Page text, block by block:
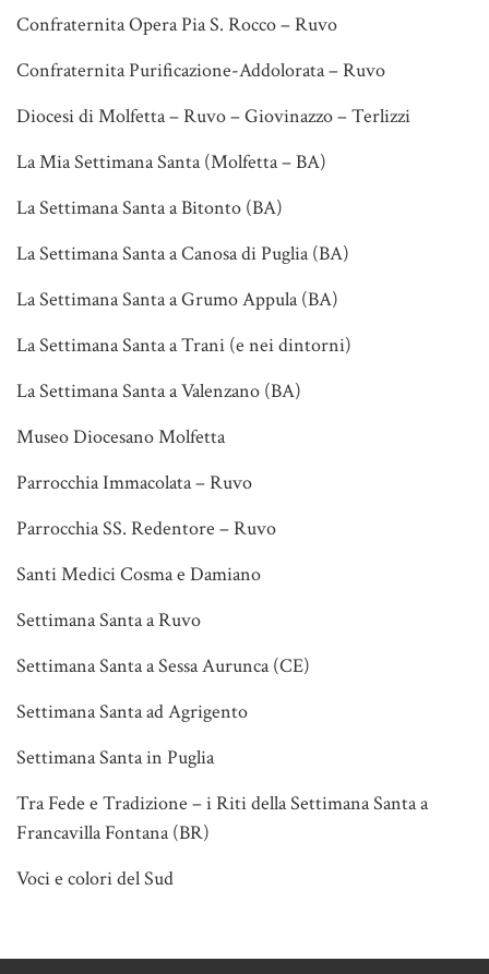
Confraternita Opera Pia S. Rocco – Ruvo
Confraternita Purificazione-Addolorata – Ruvo
Diocesi di Molfetta – Ruvo – Giovinazzo – Terlizzi
La Mia Settimana Santa (Molfetta – BA)
La Settimana Santa a Bitonto (BA)
La Settimana Santa a Canosa di Puglia (BA)
La Settimana Santa a Grumo Appula (BA)
La Settimana Santa a Trani (e nei dintorni)
La Settimana Santa a Valenzano (BA)
Museo Diocesano Molfetta
Parrocchia Immacolata – Ruvo
Parrocchia SS. Redentore – Ruvo
Santi Medici Cosma e Damiano
Settimana Santa a Ruvo
Settimana Santa a Sessa Aurunca (CE)
Settimana Santa ad Agrigento
Settimana Santa in Puglia
Tra Fede e Tradizione – i Riti della Settimana Santa a
Francavilla Fontana (BR)
Voci e colori del Sud